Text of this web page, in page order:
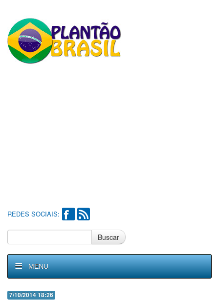
REDES SOCIAIS:
Buscar
MENU
7/10/2014 18:26